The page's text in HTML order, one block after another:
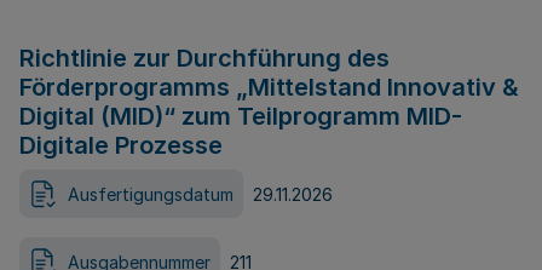
Richtlinie zur Durchführung des
Förderprogramms „Mittelstand Innovativ &
Digital (MID)“ zum Teilprogramm MID-
Digitale Prozesse
Ausfertigungsdatum 29.11.2026
Ausgabennummer 211